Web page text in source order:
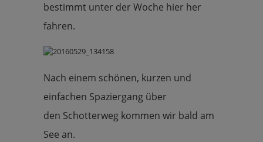
bestimmt unter der Woche hier her
fahren.
Nach einem schönen, kurzen und
einfachen Spaziergang über
den Schotterweg kommen wir bald am
See an.